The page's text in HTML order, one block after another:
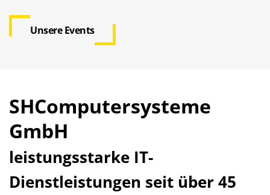
Unsere Events
SHComputersysteme
GmbH
leistungsstarke IT-
Dienstleistungen seit über 45